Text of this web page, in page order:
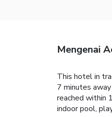
Mengenai
This hotel in
7 minutes
reached within
indoor pool,